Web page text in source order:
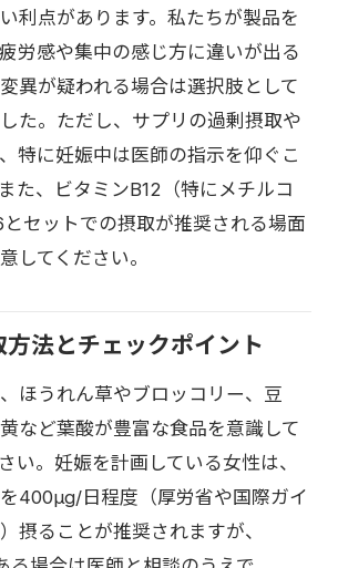
利点があります。私たちが製品を
労感や集中の感じ方に違いが出る
異が疑われる場合は選択肢として
た。ただし、サプリの過剰摂取や
特に妊娠中は医師の指示を仰ぐこ
た、ビタミンB12（特にメチルコ
セットでの摂取が推奨される場面
してください。
法とチェックポイント
ほうれん草やブロッコリー、豆
など葉酸が豊富な食品を意識して
い。妊娠を計画している女性は、
400μg/日程度（厚労省や国際ガイ
摂ることが推奨されますが、